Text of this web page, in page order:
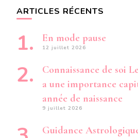
ARTICLES RÉCENTS
En mode pause
12 juillet 2026
Connaissance de soi
a une importance
année de naissance
9 juillet 2026
Guidance